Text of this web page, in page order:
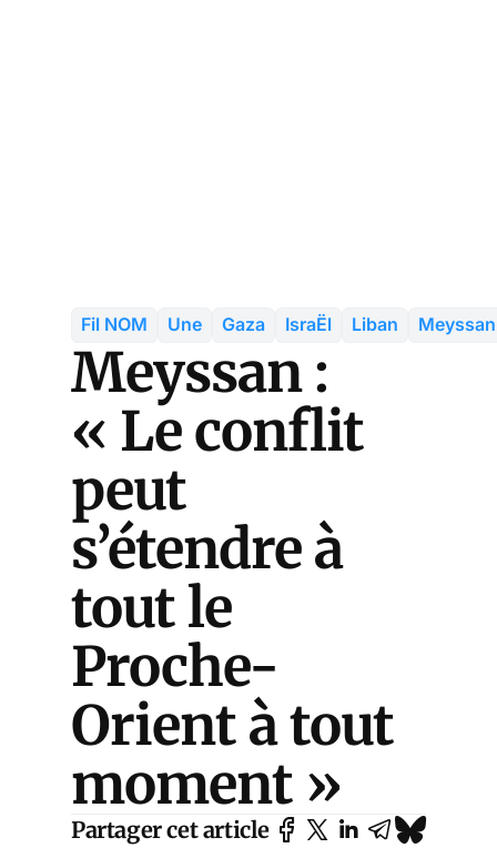
Fil NOM Une Gaza IsraËl Liban Meyssan
Meyssan :
« Le conflit
peut
s’étendre à
tout le
Proche-
Orient à tout
moment »
Partager cet article